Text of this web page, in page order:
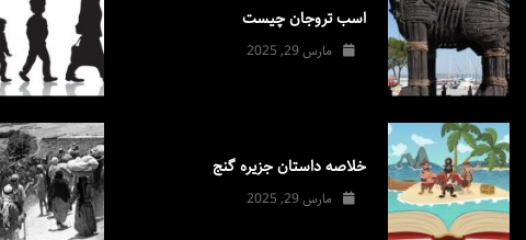
اسب تروجان چیست
مارس 29, 2025
خلاصه داستان جزیره گنج
مارس 29, 2025